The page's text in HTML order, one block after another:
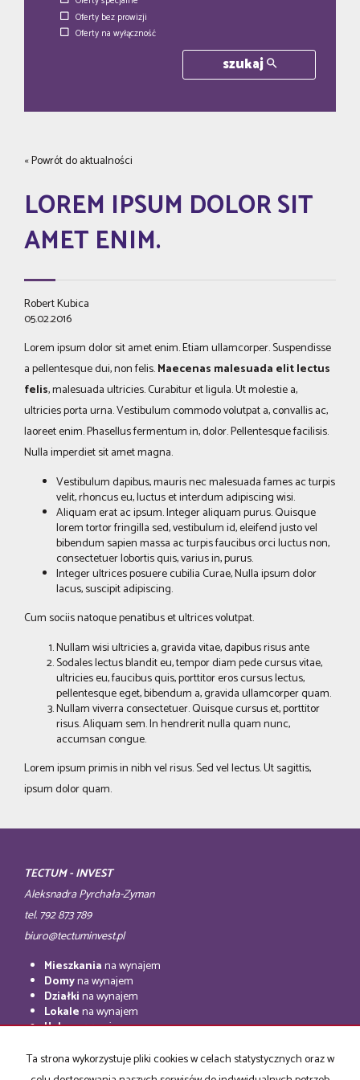
Oferty bez prowizji
Oferty na wyłączność
szukaj
« Powrót do aktualności
LOREM IPSUM DOLOR SIT
AMET ENIM.
Robert Kubica
05.02.2016
Lorem ipsum dolor sit amet enim. Etiam ullamcorper. Suspendisse
a pellentesque dui, non felis.Maecenas malesuada elit lectus
felis, malesuada ultricies. Curabitur et ligula. Ut molestie a,
ultricies porta urna. Vestibulum commodo volutpat a, convallis ac,
laoreet enim. Phasellus fermentum in, dolor. Pellentesque facilisis.
Nulla imperdiet sit amet magna.
Vestibulum dapibus, mauris nec malesuada fames ac turpis
velit, rhoncus eu, luctus et interdum adipiscing wisi.
Aliquam erat ac ipsum. Integer aliquam purus. Quisque
lorem tortor fringilla sed, vestibulum id, eleifend justo vel
bibendum sapien massa ac turpis faucibus orci luctus non,
consectetuer lobortis quis, varius in, purus.
Integer ultrices posuere cubilia Curae, Nulla ipsum dolor
lacus, suscipit adipiscing.
Cum sociis natoque penatibus et ultrices volutpat.
Nullam wisi ultricies a, gravida vitae, dapibus risus ante
Sodales lectus blandit eu, tempor diam pede cursus vitae,
ultricies eu, faucibus quis, porttitor eros cursus lectus,
pellentesque eget, bibendum a, gravida ullamcorper quam.
Nullam viverra consectetuer. Quisque cursus et, porttitor
risus. Aliquam sem. In hendrerit nulla quam nunc,
accumsan congue.
Lorem ipsum primis in nibh vel risus. Sed vel lectus. Ut sagittis,
ipsum dolor quam.
TECTUM - INVEST
Aleksnadra Pyrchała-Zyman
tel. 792 873 789
biuro@tectuminvest.pl
Mieszkaniana wynajem
Domyna wynajem
Działkina wynajem
Lokalena wynajem
Halena wynajem
Mieszkania
na sprzedaż
Ta strona wykorzystuje pliki cookies w celach statystycznych oraz w